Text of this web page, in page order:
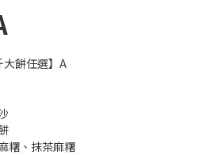
餅任選】A
糬、抹茶麻糬